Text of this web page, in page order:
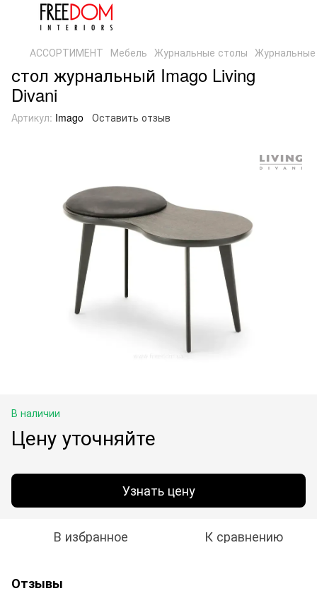
АССОРТИМЕНТ Мебель Журнальные столы Журнальные
стол журнальный Imago Living
Divani
Артикул: Imago Оставить отзыв
В наличии
Цену уточняйте
Узнать цену
В избранное К сравнению
Отзывы